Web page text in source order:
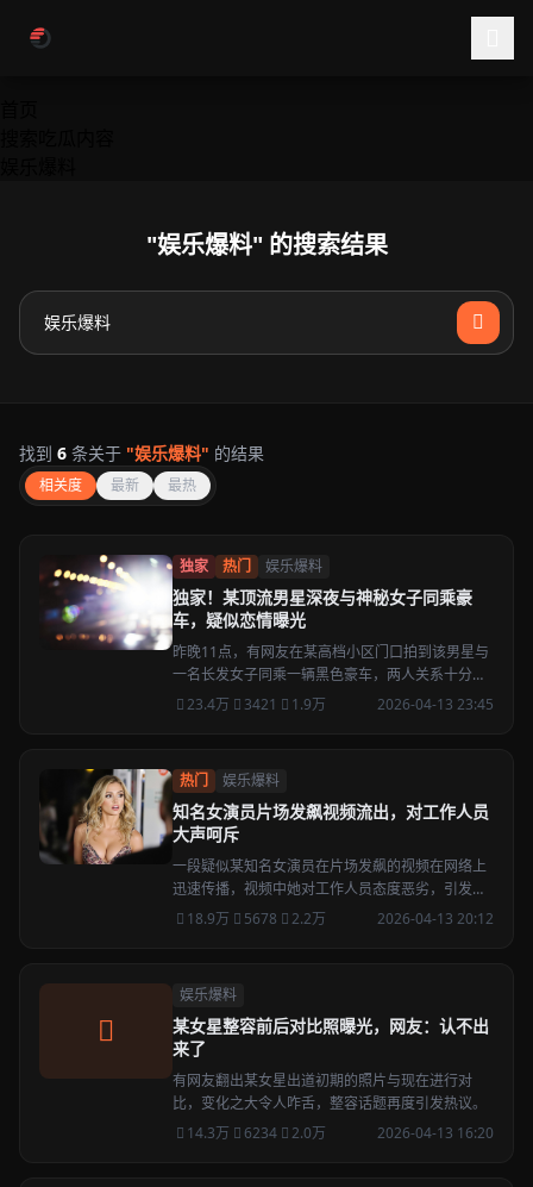
"娱乐爆料" 的搜索结果
找到 6 条关于 "娱乐爆料" 的结果
相关度 最新 最热
独家 热门 娱乐爆料
独家！某顶流男星深夜与神秘女子同乘豪
车，疑似恋情曝光
昨晚11点，有网友在某高档小区门口拍到该男星与
一名长发女子同乘一辆黑色豪车，两人关系十分亲
密，目前该男星工作室尚未回应。
23.4万 3421 1.9万 2026-04-13 23:45
热门 娱乐爆料
知名女演员片场发飙视频流出，对工作人员
大声呵斥
一段疑似某知名女演员在片场发飙的视频在网络上
迅速传播，视频中她对工作人员态度恶劣，引发网
友热议。
18.9万 5678 2.2万 2026-04-13 20:12
娱乐爆料
某女星整容前后对比照曝光，网友：认不出
来了
有网友翻出某女星出道初期的照片与现在进行对
比，变化之大令人咋舌，整容话题再度引发热议。
14.3万
6234 2.0万 2026-04-13 16:20